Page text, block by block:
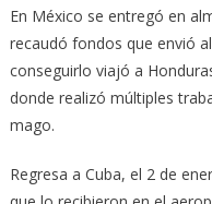
En México se entregó en
recaudó fondos que envió
conseguirlo viajó a
donde realizó múltiples
mago.
Regresa a Cuba, el 2 de